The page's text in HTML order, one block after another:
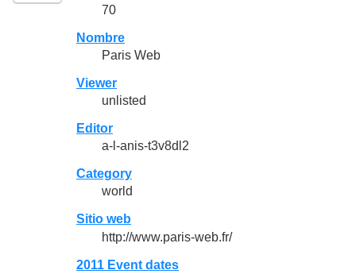
70
Nombre
Paris Web
Viewer
unlisted
Editor
a-l-anis-t3v8dl2
Category
world
Sitio web
http://www.paris-web.fr/
2011 Event dates